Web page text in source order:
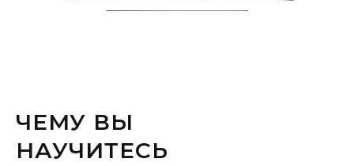
ЧЕМУ ВЫ
НАУЧИТЕСЬ